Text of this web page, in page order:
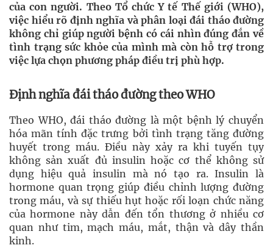
của con người. Theo Tổ chức Y tế Thế giới (WHO),
việc hiểu rõ định nghĩa và phân loại đái tháo đường
không chỉ giúp người bệnh có cái nhìn đúng đắn về
tình trạng sức khỏe của mình mà còn hỗ trợ trong
việc lựa chọn phương pháp điều trị phù hợp.
Định nghĩa đái tháo đường theo WHO
Theo WHO, đái tháo đường là một bệnh lý chuyển
hóa mãn tính đặc trưng bởi tình trạng tăng đường
huyết trong máu. Điều này xảy ra khi tuyến tụy
không sản xuất đủ insulin hoặc cơ thể không sử
dụng hiệu quả insulin mà nó tạo ra. Insulin là
hormone quan trọng giúp điều chỉnh lượng đường
trong máu, và sự thiếu hụt hoặc rối loạn chức năng
của hormone này dẫn đến tổn thương ở nhiều cơ
quan như tim, mạch máu, mắt, thận và dây thần
kinh.